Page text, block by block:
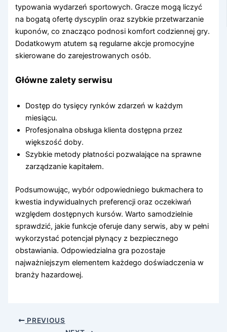
typowania wydarzeń sportowych. Gracze mogą liczyć
na bogatą ofertę dyscyplin oraz szybkie przetwarzanie
kuponów, co znacząco podnosi komfort codziennej gry.
Dodatkowym atutem są regularne akcje promocyjne
skierowane do zarejestrowanych osób.
Główne zalety serwisu
Dostęp do tysięcy rynków zdarzeń w każdym
miesiącu.
Profesjonalna obsługa klienta dostępna przez
większość doby.
Szybkie metody płatności pozwalające na sprawne
zarządzanie kapitałem.
Podsumowując, wybór odpowiedniego bukmachera to
kwestia indywidualnych preferencji oraz oczekiwań
względem dostępnych kursów. Warto samodzielnie
sprawdzić, jakie funkcje oferuje dany serwis, aby w pełni
wykorzystać potencjał płynący z bezpiecznego
obstawiania. Odpowiedzialna gra pozostaje
najważniejszym elementem każdego doświadczenia w
branży hazardowej.
PREVIOUS